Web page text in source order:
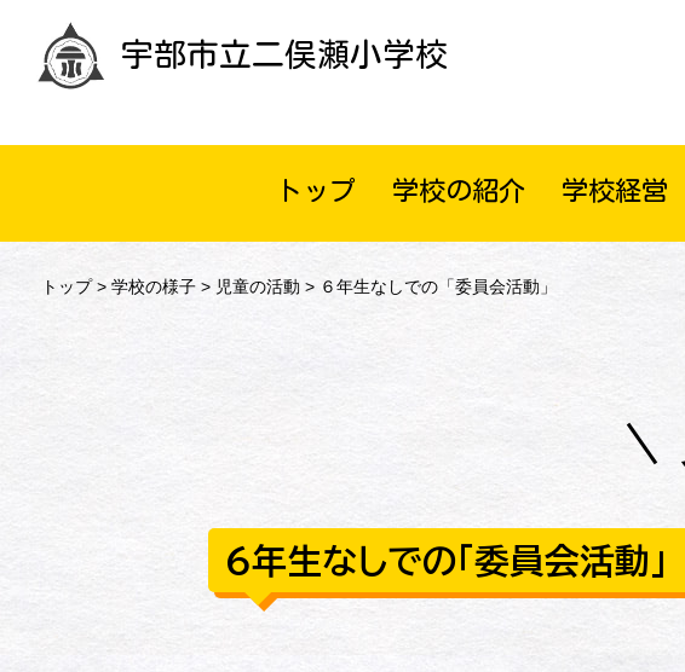
宇部市立二俣瀬小学校
トップ 学校の紹介 学校経営
トップ> 学校の様子> 児童の活動 > ６年生なしでの「委員会活動」
６年生なしでの「委員会活動」